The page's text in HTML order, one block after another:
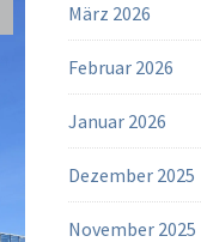
März 2026
Februar 2026
Januar 2026
Dezember 2025
November 2025